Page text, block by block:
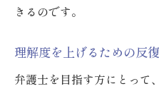
きるのです。
理解度を上げるための反
弁護士を目指す方にとって